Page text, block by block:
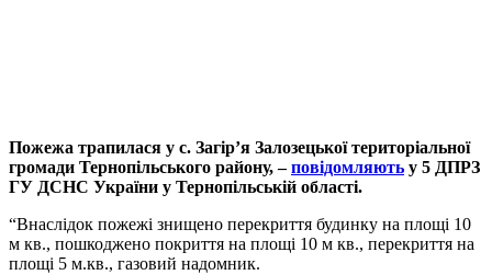
Пожежа трапилася у с. Загір’я Залозецької територіальної
громади Тернопільського району, –повідомляють у 5 ДПРЗ
ГУ ДСНС України у Тернопільській області.
“Внаслідок пожежі знищено перекриття будинку на площі 10
м кв., пошкоджено покриття на площі 10 м кв., перекриття на
площі 5 м.кв., газовий надомник.